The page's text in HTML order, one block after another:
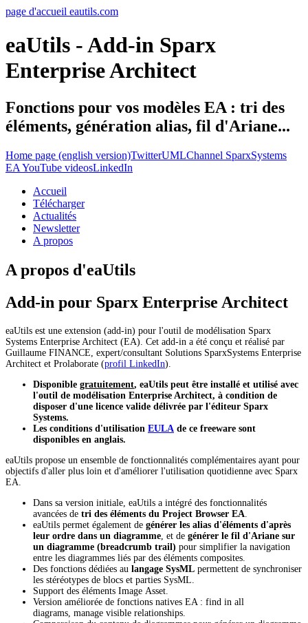
page d'accueil eautils.com
eaUtils - Add-in Sparx
Enterprise Architect
Fonctions pour vos modèles EA : tri des
éléments, génération alias, fil d'Ariane...
Home page (english version)TwitterUMLChannel SparxSystems
EA YouTube videosLinkedIn
Accueil
Télécharger
Actualités
Newsletter
A propos
A propos d'eaUtils
Add-in pour Sparx Enterprise Architect
eaUtils est une extension (add-in) pour l'outil de modélisation Sparx
Systems Enterprise Architect (EA). Cet add-in a été conçu et réalisé par
Guillaume FINANCE, expert/consultant Solutions SparxSystems Enterprise
Architect et Prolaborate (profil LinkedIn).
Disponible gratuitement, eaUtils peut être installé et utilisé avec
l'outil de modélisation Enterprise Architect, à condition de
disposer d'une licence valide délivrée par l'éditeur Sparx
Systems.
Les conditions d'utilisation EULA de ce freeware sont
disponibles en anglais.
eaUtils propose un ensemble de fonctionnalités complémentaires ayant pour
objectifs d'aller plus loin et d'améliorer l'utilisation quotidienne avec Sparx
EA.
Dans sa version initiale, eaUtils a intégré des fonctionnalités
avancées de tri des éléments du Project Browser EA
eaUtils permet également de générer les alias d'éléments d'après
leur ordre dans un diagramme , et de générer le fil d'Ariane sur
un diagramme (breadcrumb trail) pour simplifier la navigation
entre les diagrammes liés par des éléments composites.
Des fonctions dédiées au langage SysML permettent de synchroniser
les stéréotypes de blocs et parties SysML.
Support des éléments Image Asset.
Version améliorée de fonctions natives EA : find in all
diagrams, manage visible relationships.